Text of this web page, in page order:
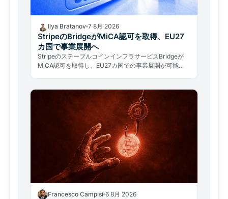
Ilya Bratanov 7 8月 2026
StripeのBridgeがMiCA認可を取得、EU27
カ国で事業展開へ
StripeのステーブルコインインフラサービスBridgeが
MiCA認可を取得し、EU27カ国での事業展開が可能
Francesco Campisi 6 8月 2026